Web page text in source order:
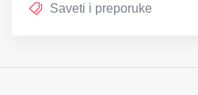
Saveti i preporuke